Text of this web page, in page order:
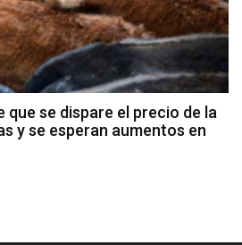
que se dispare el precio de la
y se esperan aumentos en